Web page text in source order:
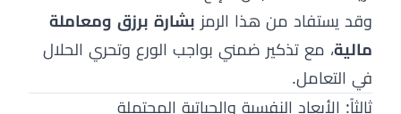
وقد يستفاد من هذا الرمزبشارة برزق ومعاملة
مالية، مع تذكير ضمني بواجب الورع وتحري الحلال
في التعامل.
ثالثاً: الأبعاد النفسية والحياتية المحتملة